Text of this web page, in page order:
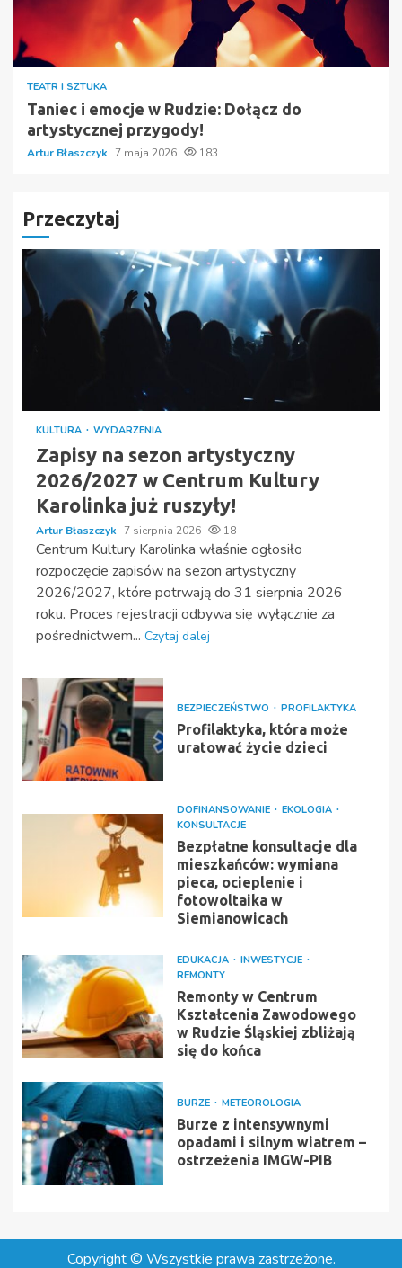
TEATR I SZTUKA
Taniec i emocje w Rudzie: Dołącz do
artystycznej przygody!
Artur Błaszczyk 7 maja 2026 183
Przeczytaj
KULTURA WYDARZENIA
Zapisy na sezon artystyczny
2026/2027 w Centrum Kultury
Karolinka już ruszyły!
Artur Błaszczyk 7 sierpnia 2026 18
Centrum Kultury Karolinka właśnie ogłosiło
rozpoczęcie zapisów na sezon artystyczny
2026/2027, które potrwają do 31 sierpnia 2026
roku. Proces rejestracji odbywa się wyłącznie za
pośrednictwem... Czytaj dalej
BEZPIECZEŃSTWO PROFILAKTYKA
Profilaktyka, która może
uratować życie dzieci
DOFINANSOWANIE
EKOLOGIA
KONSULTACJE
Bezpłatne konsultacje dla
mieszkańców: wymiana
pieca, ocieplenie i
fotowoltaika w
Siemianowicach
EDUKACJA
INWESTYCJE
REMONTY
Remonty w Centrum
Kształcenia Zawodowego
w Rudzie Śląskiej zbliżają
się do końca
BURZE METEOROLOGIA
Burze z intensywnymi
opadami i silnym wiatrem –
ostrzeżenia IMGW-PIB
Copyright © Wszystkie prawa zastrzeżone.